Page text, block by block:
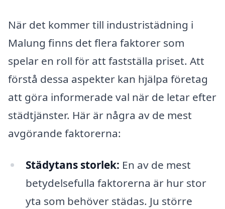
När det kommer till industristädning i
Malung finns det flera faktorer som
spelar en roll för att fastställa priset. Att
förstå dessa aspekter kan hjälpa företag
att göra informerade val när de letar efter
städtjänster. Här är några av de mest
avgörande faktorerna:
Städytans storlek: En av de mest
betydelsefulla faktorerna är hur stor
yta som behöver städas. Ju större